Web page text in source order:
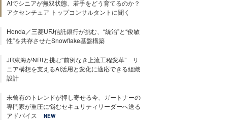
AIでシニアが無双状態、若手をどう育てるのか？
アクセンチュア トップコンサルタントに聞く
Honda／三菱UFJ信託銀行が挑む、“統治”と“俊敏
性”を共存させたSnowflake基盤構築
JR東海がNRIと挑む“前例なき上流工程変革” リ
ニア構想を支えるAI活用と変化に適応できる組織
設計
未曾有のトレンドが押し寄せる今、ガートナーの
専門家が重圧に悩むセキュリティリーダーへ送る
アドバイス
NEW